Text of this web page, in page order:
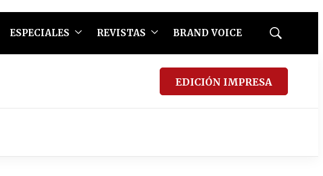
ESPECIALES REVISTAS BRAND VOICE
Mostrar
EDICIÓN IMPRESA